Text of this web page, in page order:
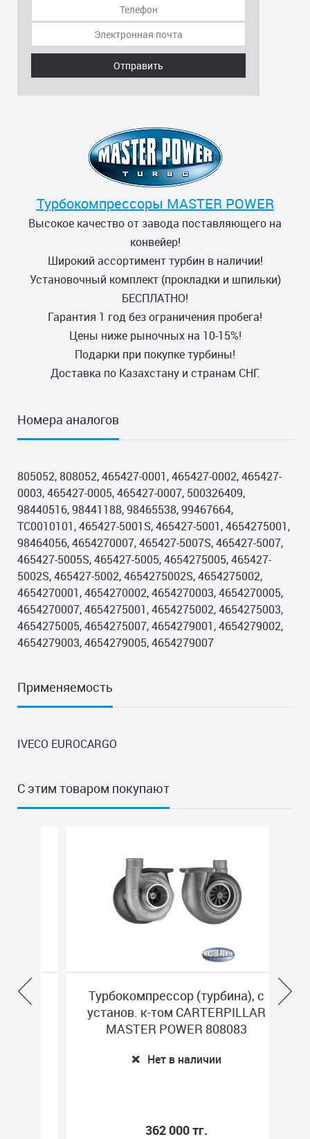
Отправить
Турбокомпрессоры MASTER POWER
Высокое качество от завода поставляющего на
конвейер!
Широкий ассортимент турбин в наличии!
Установочный комплект (прокладки и шпильки)
БЕСПЛАТНО!
Гарантия 1 год без ограничения пробега!
Цены ниже рыночных на 10-15%!
Подарки при покупке турбины!
Доставка по Казахстану и странам СНГ.
Номера аналогов
805052, 808052, 465427-0001, 465427-0002, 465427-
0003, 465427-0005, 465427-0007, 500326409,
98440516, 98441188, 98465538, 99467664,
TC0010101, 465427-5001S, 465427-5001, 4654275001,
98464056, 4654270007, 465427-5007S, 465427-5007,
465427-5005S, 465427-5005, 4654275005, 465427-
5002S, 465427-5002, 4654275002S, 4654275002,
4654270001, 4654270002, 4654270003, 4654270005,
4654270007, 4654275001, 4654275002, 4654275003,
4654275005, 4654275007, 4654279001, 4654279002,
4654279003, 4654279005, 4654279007
Применяемость
IVECO EUROCARGO
С этим товаром покупают
Турбокомпрессор (турбина), с
установ. к-том CARTERPILLAR
MASTER POWER 808083
Нет в наличии
362 000 тг.